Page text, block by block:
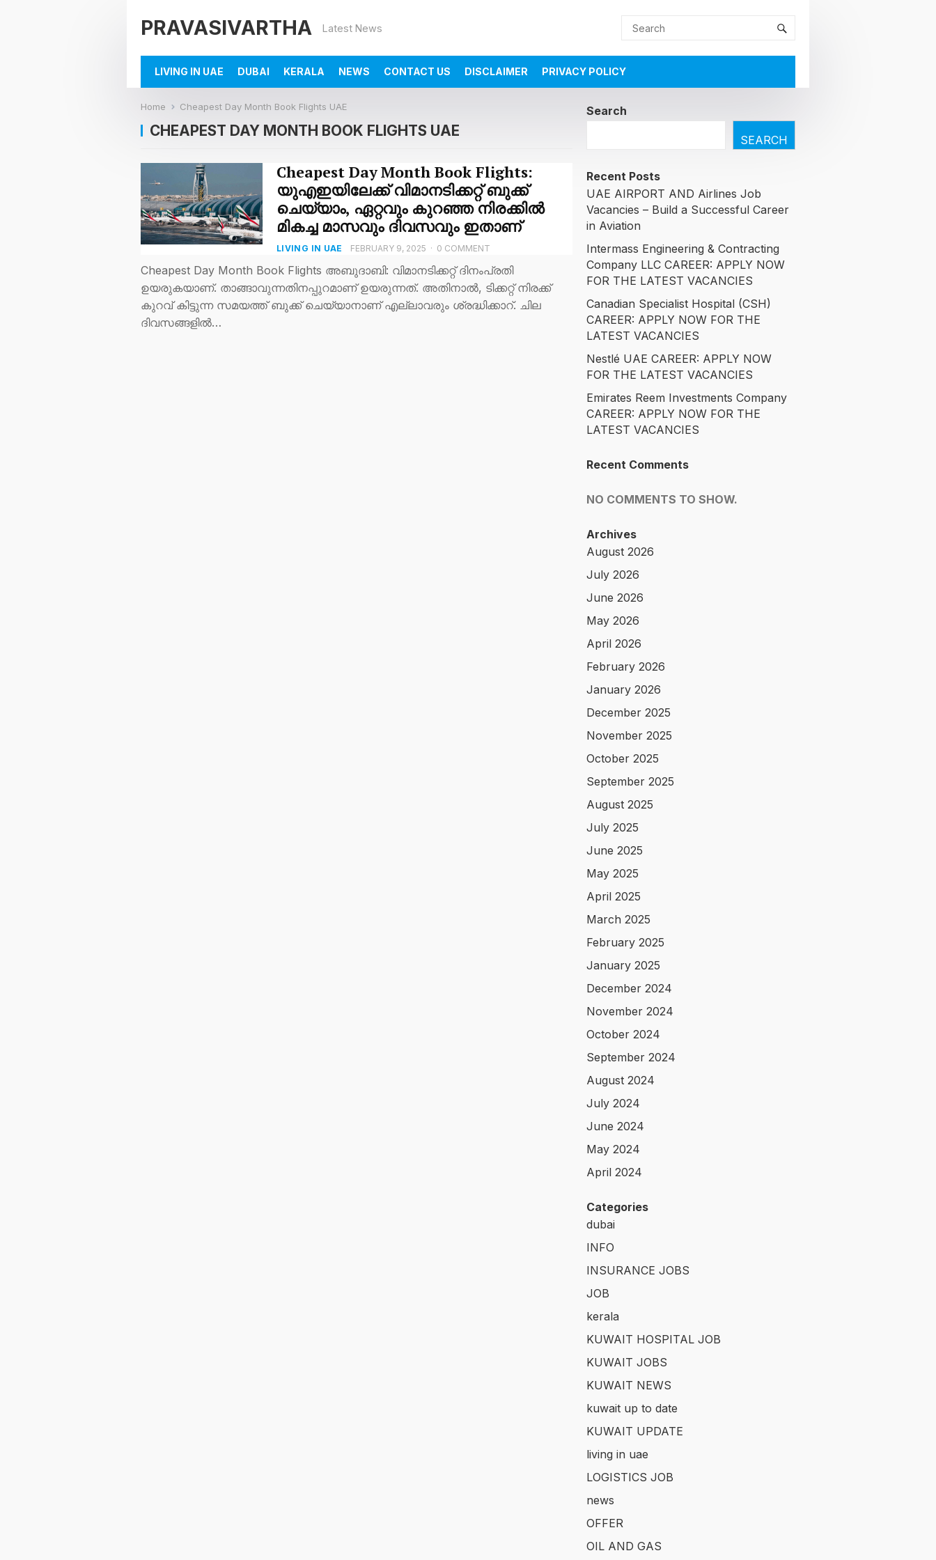
PRAVASIVARTHA Latest News
LIVING IN UAE DUBAI KERALA NEWS CONTACT US DISCLAIMER PRIVACY POLICY
Home Cheapest Day Month Book Flights UAE
CHEAPEST DAY MONTH BOOK FLIGHTS UAE
Cheapest Day Month Book Flights:
യുഎഇയിലേക്ക് വിമാനടിക്കറ്റ് ബുക്ക്
ചെയ്യാം, ഏറ്റവും കുറഞ്ഞ നിരക്കില്‍
മികച്ച മാസവും ദിവസവും ഇതാണ്
LIVING IN UAE FEBRUARY 9, 2025 · 0 COMMENT
Cheapest Day Month Book Flights അബുദാബി: വിമാനടിക്കറ്റ് ദിനംപ്രതി
ഉയരുകയാണ്. താങ്ങാവുന്നതിനപ്പുറമാണ് ഉയരുന്നത്. അതിനാല്‍, ടിക്കറ്റ് നിരക്ക്
കുറവ് കിട്ടുന്ന സമയത്ത് ബുക്ക് ചെയ്യാനാണ് എല്ലാവരും ശ്രദ്ധിക്കാറ്. ചില
ദിവസങ്ങളില്‍…
Search
SEARCH
Recent Posts
UAE AIRPORT AND Airlines Job
Vacancies – Build a Successful Career
in Aviation
Intermass Engineering & Contracting
Company LLC CAREER: APPLY NOW
FOR THE LATEST VACANCIES
Canadian Specialist Hospital (CSH)
CAREER: APPLY NOW FOR THE
LATEST VACANCIES
Nestlé UAE CAREER: APPLY NOW
FOR THE LATEST VACANCIES
Emirates Reem Investments Company
CAREER: APPLY NOW FOR THE
LATEST VACANCIES
Recent Comments
NO COMMENTS TO SHOW.
Archives
August 2026
July 2026
June 2026
May 2026
April 2026
February 2026
January 2026
December 2025
November 2025
October 2025
September 2025
August 2025
July 2025
June 2025
May 2025
April 2025
March 2025
February 2025
January 2025
December 2024
November 2024
October 2024
September 2024
August 2024
July 2024
June 2024
May 2024
April 2024
Categories
dubai
INFO
INSURANCE JOBS
JOB
kerala
KUWAIT HOSPITAL JOB
KUWAIT JOBS
KUWAIT NEWS
kuwait up to date
KUWAIT UPDATE
living in uae
LOGISTICS JOB
news
OFFER
OIL AND GAS